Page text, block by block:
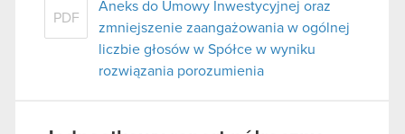
PDF
Aneks do Umowy Inwestycyjnej oraz
zmniejszenie zaangażowania w ogólnej
liczbie głosów w Spółce w wyniku
rozwiązania porozumienia